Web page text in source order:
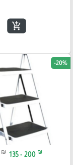
add_shopping_cart
-20%
₪ 135 - 200 ₪